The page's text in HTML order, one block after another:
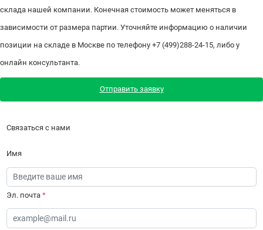
склада нашей компании. Конечная стоимость может меняться в
зависимости от размера партии. Уточняйте информацию о наличии
позиции на складе в Москве по телефону +7 (499)288-24-15, либо у
онлайн консультанта.
Отправить заявку
Связаться с нами
Имя
Эл. почта *